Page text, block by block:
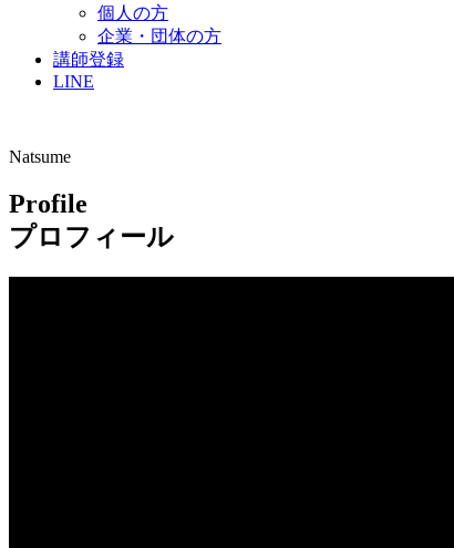
個人の方
企業・団体の方
講師登録
LINE
Natsume
Profile
プロフィール